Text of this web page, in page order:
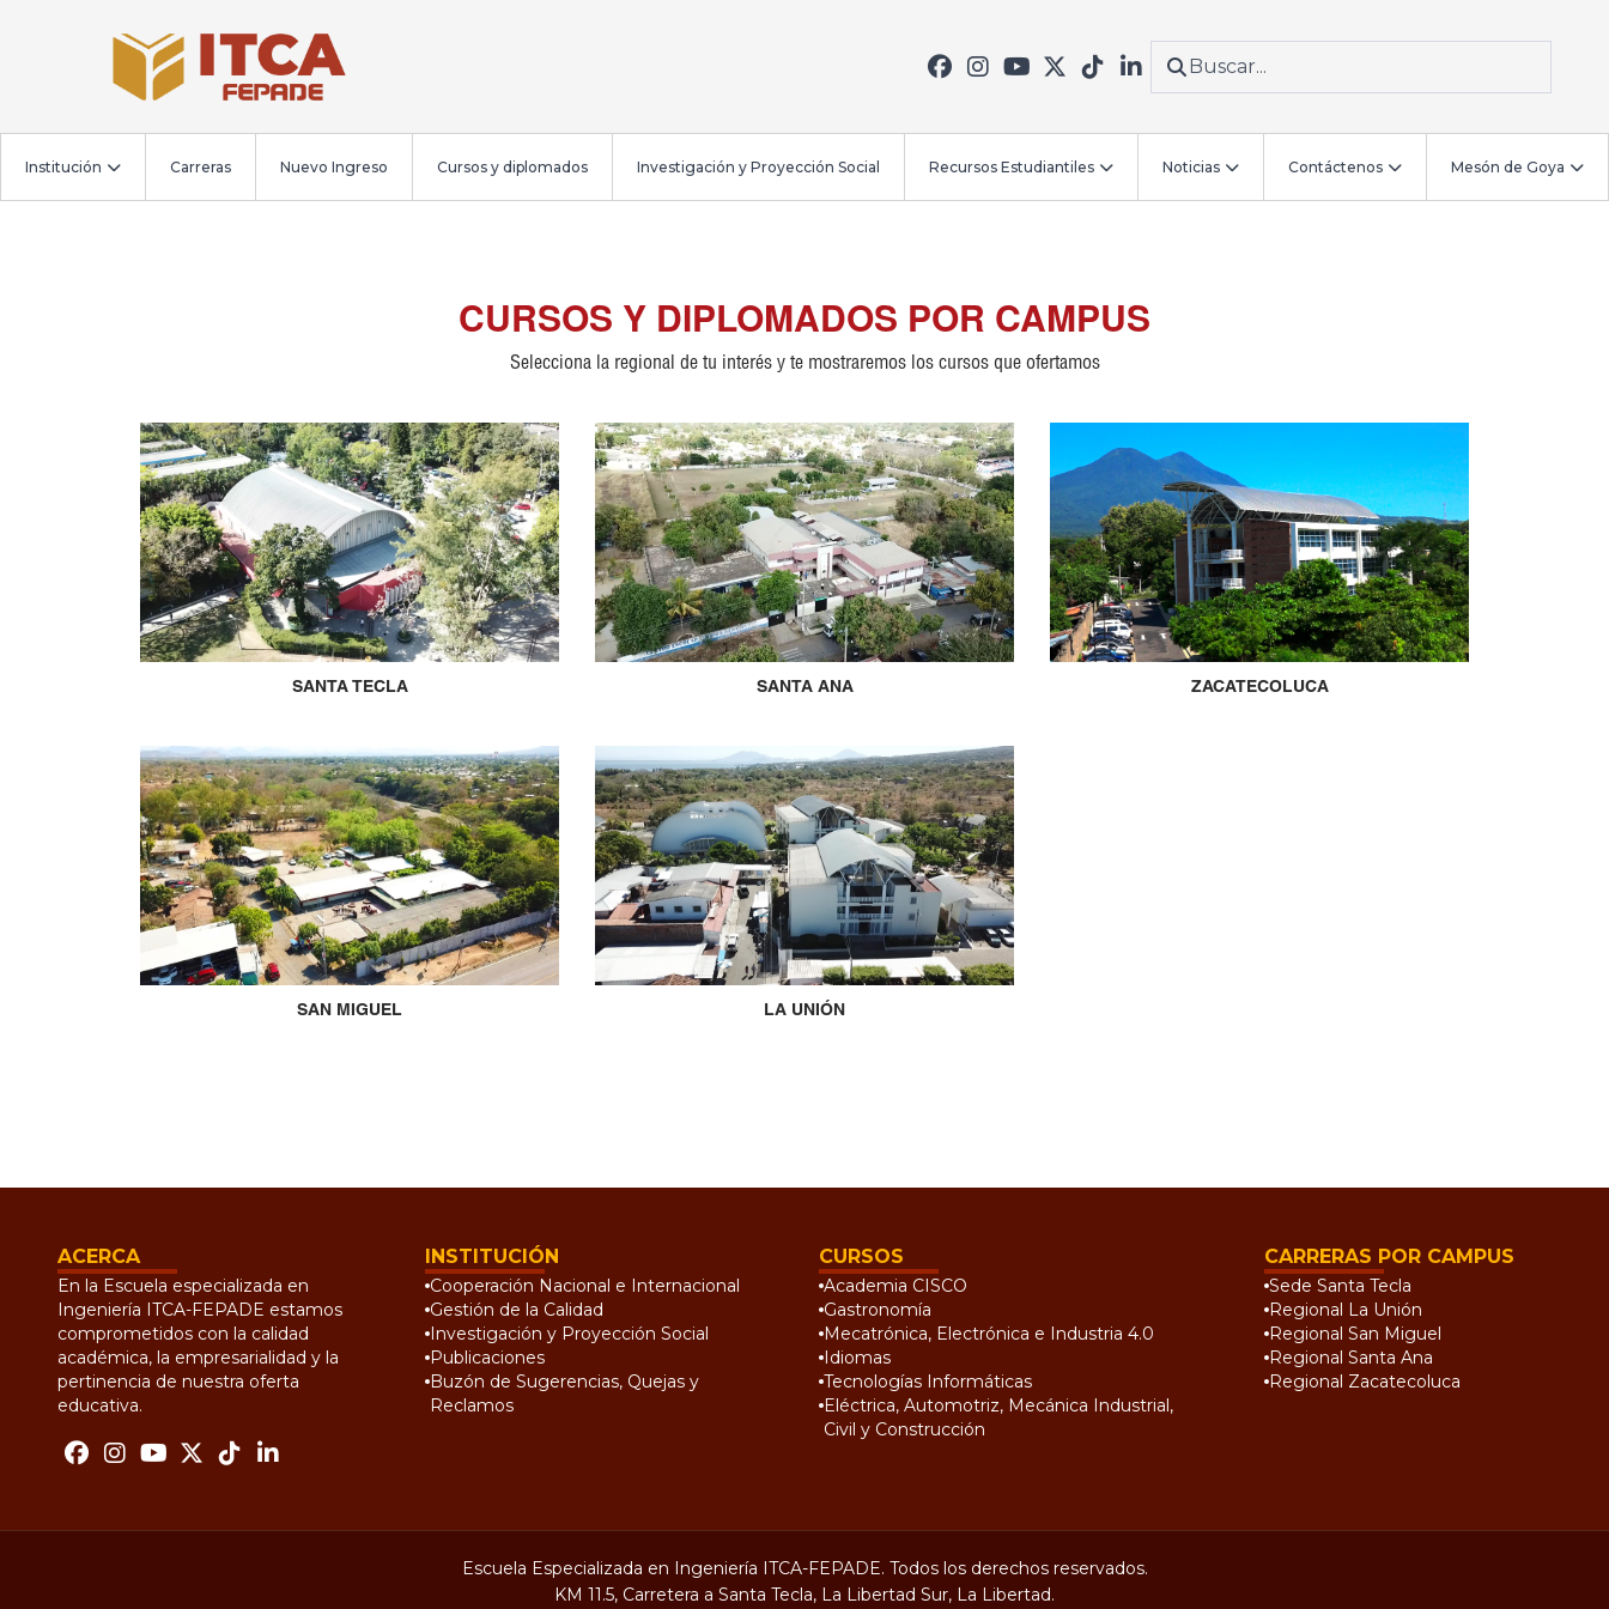
Institución Carreras Nuevo Ingreso Cursos y diplomados Investigación y Proyección Social Recursos Estudiantiles Noticias Contáctenos Mesón de Goya
CURSOS Y DIPLOMADOS POR CAMPUS
Selecciona la regional de tu interés y te mostraremos los cursos que ofertamos
SANTA TECLA SANTA ANA ZACATECOLUCA
SAN MIGUEL LA UNIÓN
ACERCA
En la Escuela especializada en
Ingeniería ITCA-FEPADE estamos
comprometidos con la calidad
académica, la empresarialidad y la
pertinencia de nuestra oferta
educativa.
INSTITUCIÓN
Cooperación Nacional e Internacional
Gestión de la Calidad
Investigación y Proyección Social
Publicaciones
Buzón de Sugerencias, Quejas y
Reclamos
CURSOS
Academia CISCO
Gastronomía
Mecatrónica, Electrónica e Industria 4.0
Idiomas
Tecnologías Informáticas
Eléctrica, Automotriz, Mecánica Industrial,
Civil y Construcción
CARRERAS POR CAMPUS
Sede Santa Tecla
Regional La Unión
Regional San Miguel
Regional Santa Ana
Regional Zacatecoluca
Escuela Especializada en Ingeniería ITCA-FEPADE. Todos los derechos reservados.
KM 11.5, Carretera a Santa Tecla, La Libertad Sur, La Libertad.